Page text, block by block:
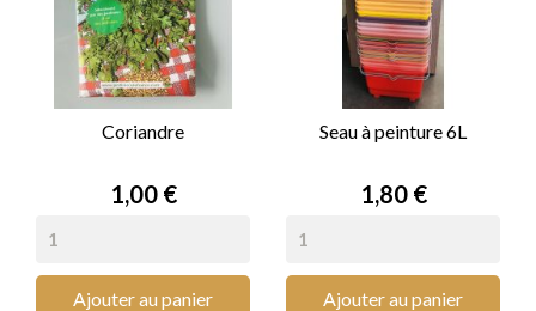
Coriandre
Prix
1,00 €
Ajouter au panier
Seau à peinture 6L
Prix
1,80 €
Ajouter au panier